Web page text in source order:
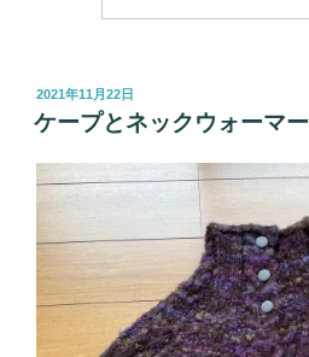
投
稿
日:
2021年11月22日
ケープとネックウォーマー